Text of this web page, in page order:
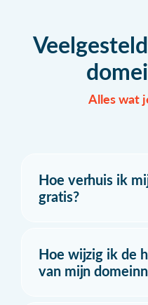
Alles wat
Hoe verhuis ik
gratis?
Hoe wijzig ik de
van mijn